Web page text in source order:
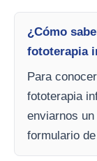
¿Cómo
fototerapia
Para
fototerapia
enviarnos
formulario